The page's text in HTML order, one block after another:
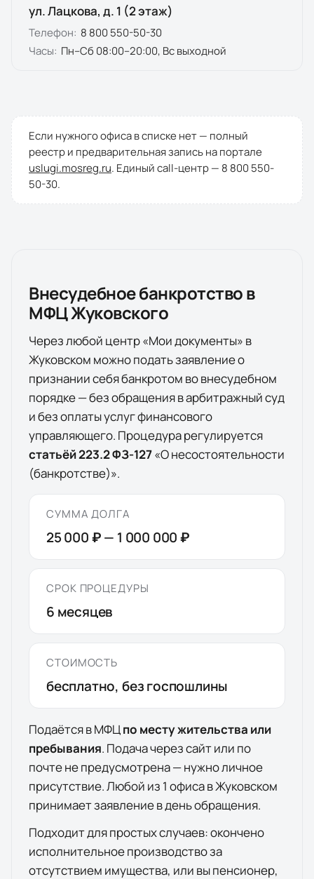
ул. Лацкова, д. 1 (2 этаж)
Телефон: 8 800 550-50-30
Часы: Пн–Сб 08:00–20:00, Вс выходной
Если нужного офиса в списке нет — полный
реестр и предварительная запись на портале
uslugi.mosreg.ru. Единый call-центр — 8 800 550-
50-30.
Внесудебное банкротство в
МФЦЖуковского
Через любой центр «Мои документы» в
Жуковском можно подать заявление о
признании себя банкротом во внесудебном
порядке — без обращения в арбитражный суд
и без оплаты услуг финансового
управляющего. Процедура регулируется
статьёй 223.2 ФЗ-127«О несостоятельности
(банкротстве)».
СУММА ДОЛГА
25 000 ₽— 1 000 000 ₽
СРОК ПРОЦЕДУРЫ
6 месяцев
СТОИМОСТЬ
бесплатно, без госпошлины
Подаётся в МФЦпо месту жительства или
пребывания. Подача через сайт или по
почте не предусмотрена — нужно личное
присутствие. Любой из 1 офисавЖуковском
принимает заявление в день обращения.
Подходит для простых случаев: окончено
исполнительное производство за
отсутствием имущества, или вы пенсионер,